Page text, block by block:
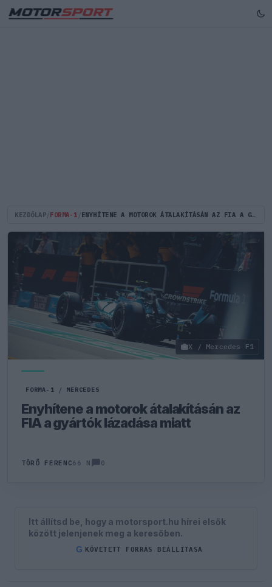
KEZDŐLAP FORMA-1 ENYHÍTENE A MOTOROK ÁTALAKÍTÁSÁN AZ FIA A GYÁRTÓK LÁZADÁSA MIATT
X / Mercedes F1
FORMA-1 / MERCEDES
Enyhítene a motorok átalakításán az
FIA a gyártók lázadása miatt
TÖRŐ FERENC66 N 0
Itt állítsd be, hogy a motorsport.hu hírei elsők
között jelenjenek meg a keresőben.
G KÖVETETT FORRÁS BEÁLLÍTÁSA